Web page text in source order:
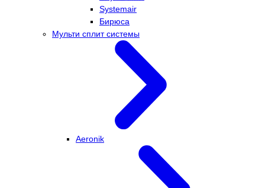
Systemair
Бирюса
Мульти сплит системы
Aeronik